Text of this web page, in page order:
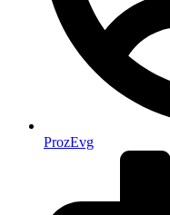
ProzEvg